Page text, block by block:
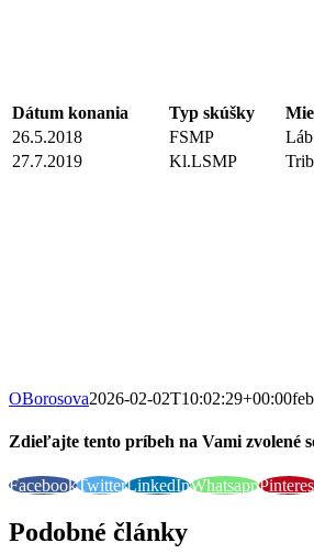
Dátum konania Typ skúšky
26.5.2018
FSMP Láb
27.7.2019
Kl.LSMP
OBorosova2026-02-02T10:02:29+00:00
Zdieľajte tento príbeh na Vami zvolené
FacebookTwitterLinkedInWhatsapp
Podobné články